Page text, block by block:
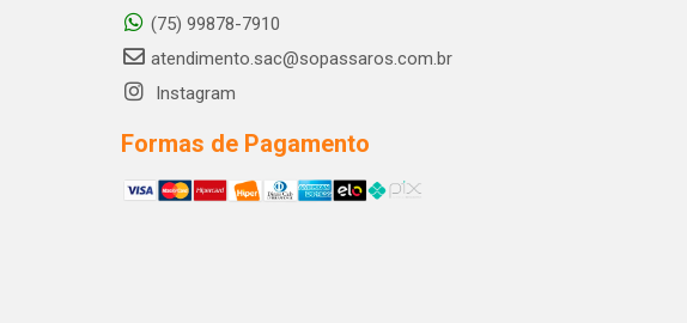
(75) 99878-7910
atendimento.sac@sopassaros.com.br
Instagram
Formas de Pagamento